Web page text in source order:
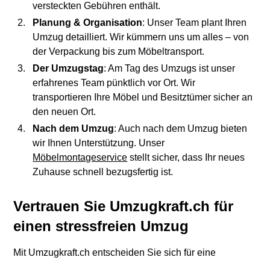
versteckten Gebühren enthält.
Planung & Organisation: Unser Team plant Ihren
Umzug detailliert. Wir kümmern uns um alles – von
der Verpackung bis zum Möbeltransport.
Der Umzugstag: Am Tag des Umzugs ist unser
erfahrenes Team pünktlich vor Ort. Wir
transportieren Ihre Möbel und Besitztümer sicher an
den neuen Ort.
Nach dem Umzug: Auch nach dem Umzug bieten
wir Ihnen Unterstützung. Unser
Möbelmontageservice stellt sicher, dass Ihr neues
Zuhause schnell bezugsfertig ist.
Vertrauen Sie Umzugkraft.ch für
einen stressfreien Umzug
Mit Umzugkraft.ch entscheiden Sie sich für eine